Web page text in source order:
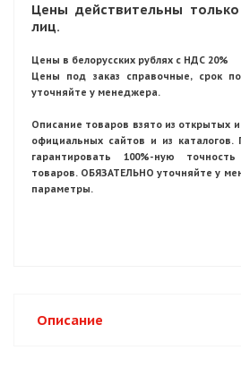
Цены действительны
лиц.
Цены в белорусских рублях с НДС 20%
Цены под заказ справочные, срок
уточняйте у менеджера.
Описание товаров взято из открытых
официальных сайтов и из
гарантировать 100%-ную
товаров. ОБЯЗАТЕЛЬНО уточняйте у
параметры.
Описание